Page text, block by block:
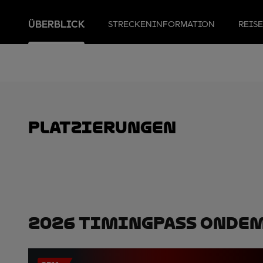
ÜBERBLICK STRECKENINFORMATION
Platzierungen
2026 TimingPass